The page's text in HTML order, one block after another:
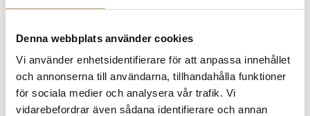
Denna webbplats använder cookies
Vi använder enhetsidentifierare för att anpassa innehållet
och annonserna till användarna, tillhandahålla funktioner
för sociala medier och analysera vår trafik. Vi
vidarebefordrar även sådana identifierare och annan